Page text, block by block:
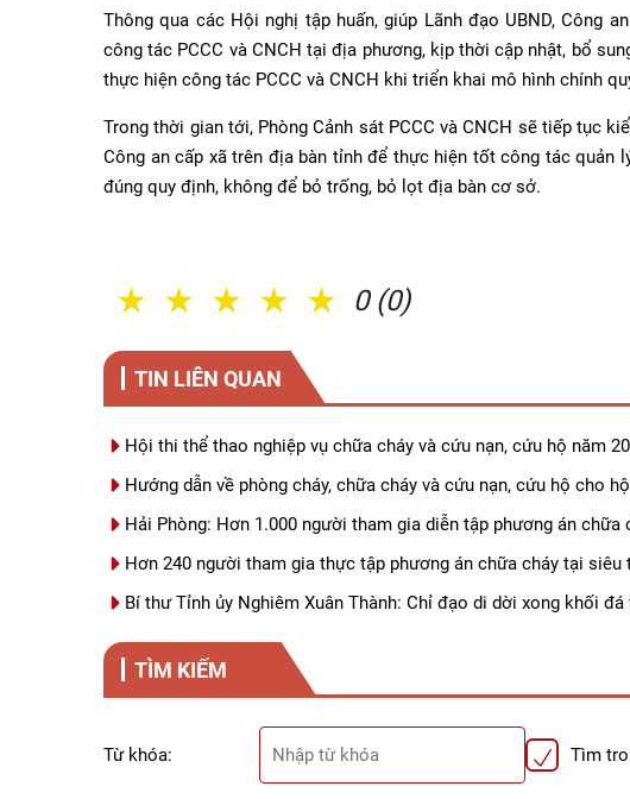
Thông qua các Hội nghị tập huấn, giúp Lãnh đạo UBND, Công
công tác PCCC và CNCH tại địa phương, kịp thời cập nhật, bổ
thực hiện công tác PCCC và CNCH khi triển khai mô hình chính
Trong thời gian tới, Phòng Cảnh sát PCCC và CNCH sẽ tiếp tục
Công an cấp xã trên địa bàn tỉnh để thực hiện tốt công tác quản
đúng quy định, không để bỏ trống, bỏ lọt địa bàn cơ sở.
0 (0)
5 Sao
4 Sao
3 Sao
2 Sao
1 Sao
TIN LIÊN QUAN
Hội thi thể thao nghiệp vụ chữa cháy và cứu nạn, cứu hộ năm
Hướng dẫn về phòng cháy, chữa cháy và cứu nạn, cứu hộ cho
Hải Phòng: Hơn 1.000 người tham gia diễn tập phương án chữa
Hơn 240 người tham gia thực tập phương án chữa cháy tại siêu
Bí thư Tỉnh ủy Nghiêm Xuân Thành: Chỉ đạo di dời xong khối
TÌM KIẾM
Từ khóa: Tìm